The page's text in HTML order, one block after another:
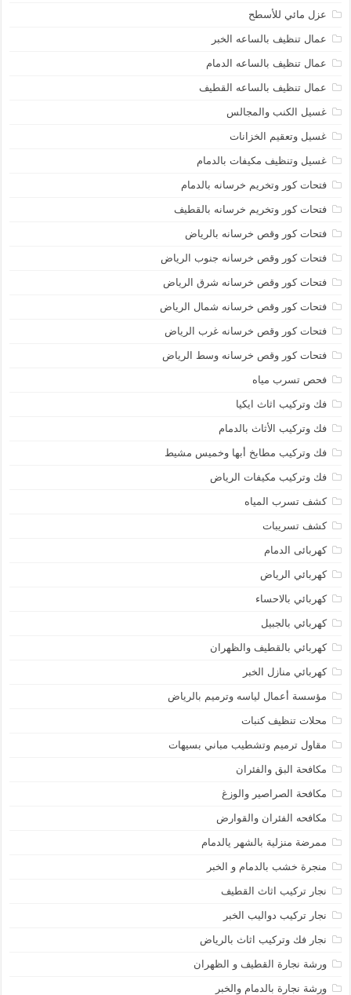
عزل مائي للأسطح
عمال تنظيف بالساعه الخبر
عمال تنظيف بالساعه الدمام
عمال تنظيف بالساعه القطيف
غسيل الكنب والمجالس
غسيل وتعقيم الخزانات
غسيل وتنظيف مكيفات بالدمام
فتحات كور وتخريم خرسانه بالدمام
فتحات كور وتخريم خرسانه بالقطيف
فتحات كور وقص خرسانه بالرياض
فتحات كور وقص خرسانه جنوب الرياض
فتحات كور وقص خرسانه شرق الرياض
فتحات كور وقص خرسانه شمال الرياض
فتحات كور وقص خرسانه غرب الرياض
فتحات كور وقص خرسانه وسط الرياض
فحص تسرب مياه
فك وتركيب اثاث ايكيا
فك وتركيب الأثاث بالدمام
فك وتركيب مطابخ أبها وخميس مشيط
فك وتركيب مكيفات الرياض
كشف تسرب المياه
كشف تسريبات
كهربائى الدمام
كهربائي الرياض
كهربائي بالاحساء
كهربائي بالجبيل
كهربائي بالقطيف والظهران
كهربائي منازل الخبر
مؤسسة أعمال لياسه وترميم بالرياض
محلات تنظيف كنبات
مقاول ترميم وتشطيب مباني بسيهات
مكافحة البق والفئران
مكافحة الصراصير والوزغ
مكافحه الفئران والقوارض
ممرضة منزلية بالشهر يالدمام
منجرة خشب بالدمام و الخبر
نجار تركيب اثاث القطيف
نجار تركيب دواليب الخبر
نجار فك وتركيب اثاث بالرياض
ورشة نجارة القطيف و الظهران
ورشة نجارة بالدمام والخبر